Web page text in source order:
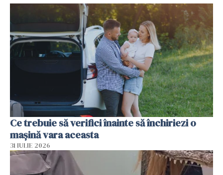
Ce trebuie să verifici înainte să închiriezi o
mașină vara aceasta
31 IULIE 2026